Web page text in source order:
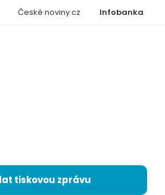
Infobanka
České noviny.cz
tiskovou zprávu